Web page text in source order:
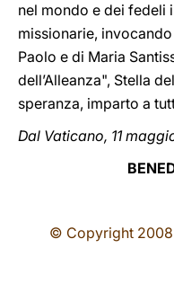
nel mondo e dei fedeli
missionarie,
Paolo e di Maria
dell’Alleanza", Stella
speranza, imparto a
Dal Vaticano, 11
© Copyright 2008